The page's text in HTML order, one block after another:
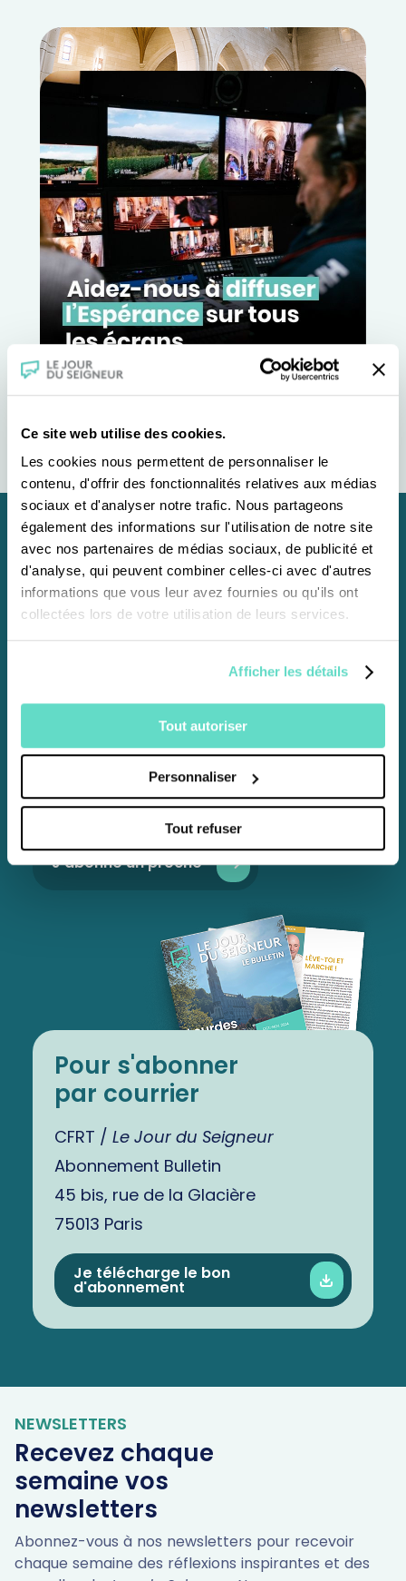
Ce site web utilise des cookies.
Les cookies nous permettent de personnaliser le
contenu, d'offrir des fonctionnalités relatives aux médias
sociaux et d'analyser notre trafic. Nous partageons
également des informations sur l'utilisation de notre site
avec nos partenaires de médias sociaux, de publicité et
d'analyse, qui peuvent combiner celles-ci avec d'autres
informations que vous leur avez fournies ou qu'ils ont
collectées lors de votre utilisation de leurs services.
Afficher les détails
Tout autoriser
Personnaliser
Tout refuser
Abonnez-vous au
BulletinduJour du
Seigneur
Vous recevrez tous les deux mois en avant-
première la programmation détaillée des
messes, 2 mois à venir ainsi que des articles de
culture chrétienne, spiritualité, patrimoine.
Je m'abonne en ligne
J'abonne un proche
Pour s'abonner
par courrier
CFRT / Le Jour du Seigneur
Abonnement Bulletin
45 bis, rue de la Glacière
75013 Paris
Je télécharge le bon
d'abonnement
NEWSLETTERS
Recevez chaque
semaine vos
newsletters
Abonnez-vous à nos newsletters pour recevoir
chaque semaine des réflexions inspirantes et des